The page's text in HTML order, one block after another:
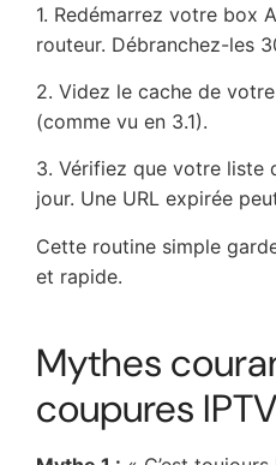
1. Redémarrez votre box
routeur. Débranchez-les
2. Videz le cache de
(comme vu en 3.1).
3. Vérifiez que votre liste
jour. Une URL expirée
Cette routine simple
et rapide.
Mythes
coupures IPTV